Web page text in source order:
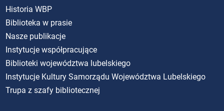
Historia WBP
Biblioteka w prasie
Nasze publikacje
Instytucje współpracujące
Biblioteki województwa lubelskiego
Instytucje Kultury Samorządu Województwa Lubelskiego
Trupa z szafy bibliotecznej